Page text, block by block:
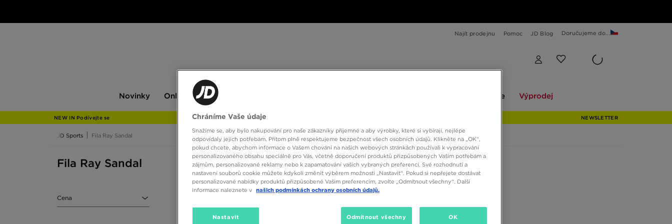
Najít prodejnu Pomoc JD Blog Doručujeme do...
Novinky
JD
Only at JD
Pánské
Pánské Explore Výprodej
NEW IN Podívejte se NEWSLETTER
JD Sports Fila Ray Sandal
Fila Ray Sandal
Cena
Chráníme Vaše údaje
Snažíme se, aby bylo nakupování pro naše zákazníky příjemné a aby výrobky, které si vybírají, nejlépe
odpovídaly jejich potřebám. Přitom plně respektujeme bezpečnost všech osobních údajů. Klikněte na „OK“,
pokud chcete, abychom informace o Vašem chování na našich webových stránkách používali k vypracování
personalizovaného obsahu speciálně pro Vás, včetně doporučení produktů přizpůsobených Vašim potřebám a
zájmům, personalizované reklamy nebo k zapamatování vašich vybraných preferencí. Své rozhodnutí a
nastavení souborů cookie můžete kdykoli změnit výběrem možnosti „Nastavit“. Pokud si nepřejete dostávat
personalizované nabídky produktů přizpůsobené Vašim preferencím, zvolte „Odmítnout všechny“. Další
informace naleznete v našich podmínkách ochrany osobních údajů.
Nastavit Odmítnout všechny OK